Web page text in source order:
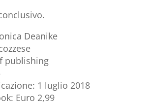
Deanike
publishing
1 luglio 2018
Euro 2,99